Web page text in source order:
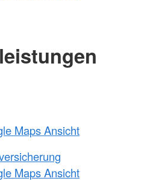
Maps Ansicht
Maps Ansicht